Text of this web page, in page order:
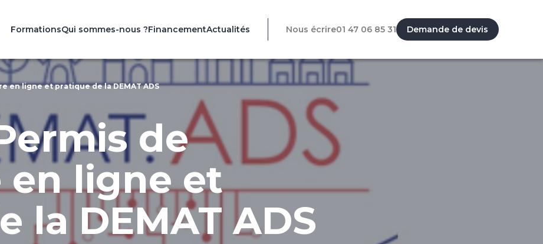
FormationsQui sommes-nous ?FinancementActualités Nous écrire01 47 06 85 31 Demande de devis
en ligne et pratique de la DEMAT ADS
de
en ligne et
la DEMAT ADS